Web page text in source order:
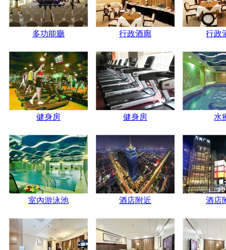
多功能廳 行政酒廊 行政
健身房 健身房 水
室內游泳池 酒店附近 酒店